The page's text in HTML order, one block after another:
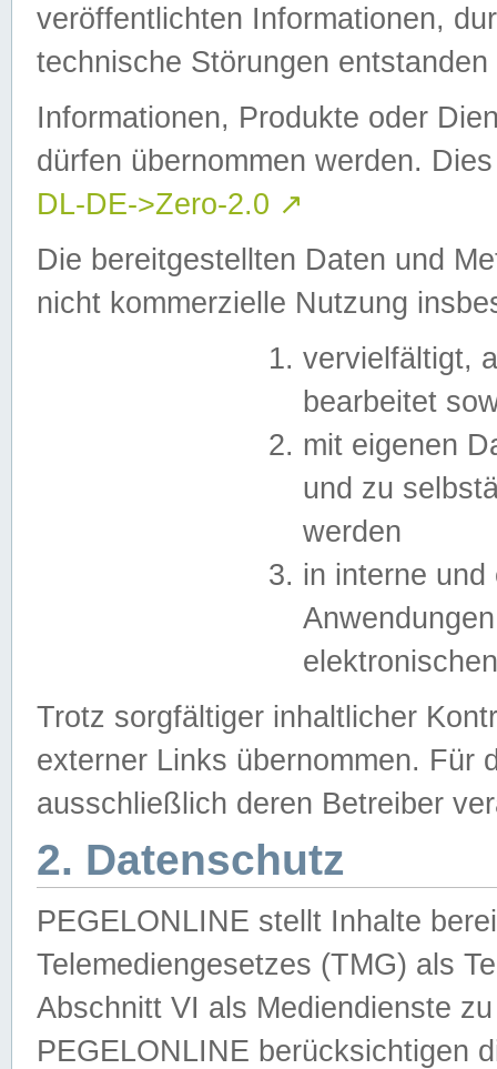
veröffentlichten Informationen,
technische Störungen
Informationen, Produkte oder
dürfen übernommen werden.
DL-DE->Zero-2.0 ↗
Die bereitgestellten Daten und
nicht kommerzielle Nutzung
vervielfältigt,
bearbeitet
mit eigenen
und zu
werden
in interne
Trotz sorgfältiger inhaltlicher
externer Links übernommen. Für
ausschließlich deren Betreiber
2. Datenschutz
PEGELONLINE stellt Inhalte
Telemediengesetzes (TMG) als
Abschnitt VI als Mediendienste
PEGELONLINE berücksichtigen